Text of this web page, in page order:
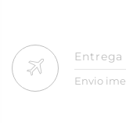
Entrega
Envio